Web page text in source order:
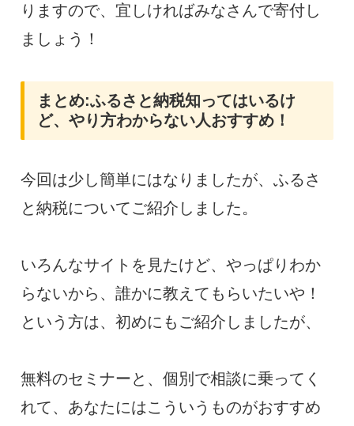
りますので、宜しければみなさんで寄付し
ましょう！
まとめ:ふるさと納税知ってはいるけ
ど、やり方わからない人おすすめ！
今回は少し簡単にはなりましたが、ふるさ
と納税についてご紹介しました。
いろんなサイトを見たけど、やっぱりわか
らないから、誰かに教えてもらいたいや！
という方は、初めにもご紹介しましたが、
無料のセミナーと、個別で相談に乗ってく
れて、あなたにはこういうものがおすすめ